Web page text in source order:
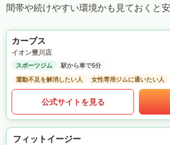
間帯や続けやすい環境かも見ておくと安
カーブス
イオン豊川店
スポーツジム
駅から車で5分
運動不足を解消したい人
女性専用ジムに通いたい人
公式サイトを見る
フィットイージー